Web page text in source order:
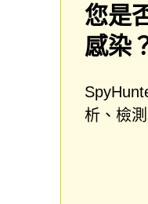
您是
感染
析、檢